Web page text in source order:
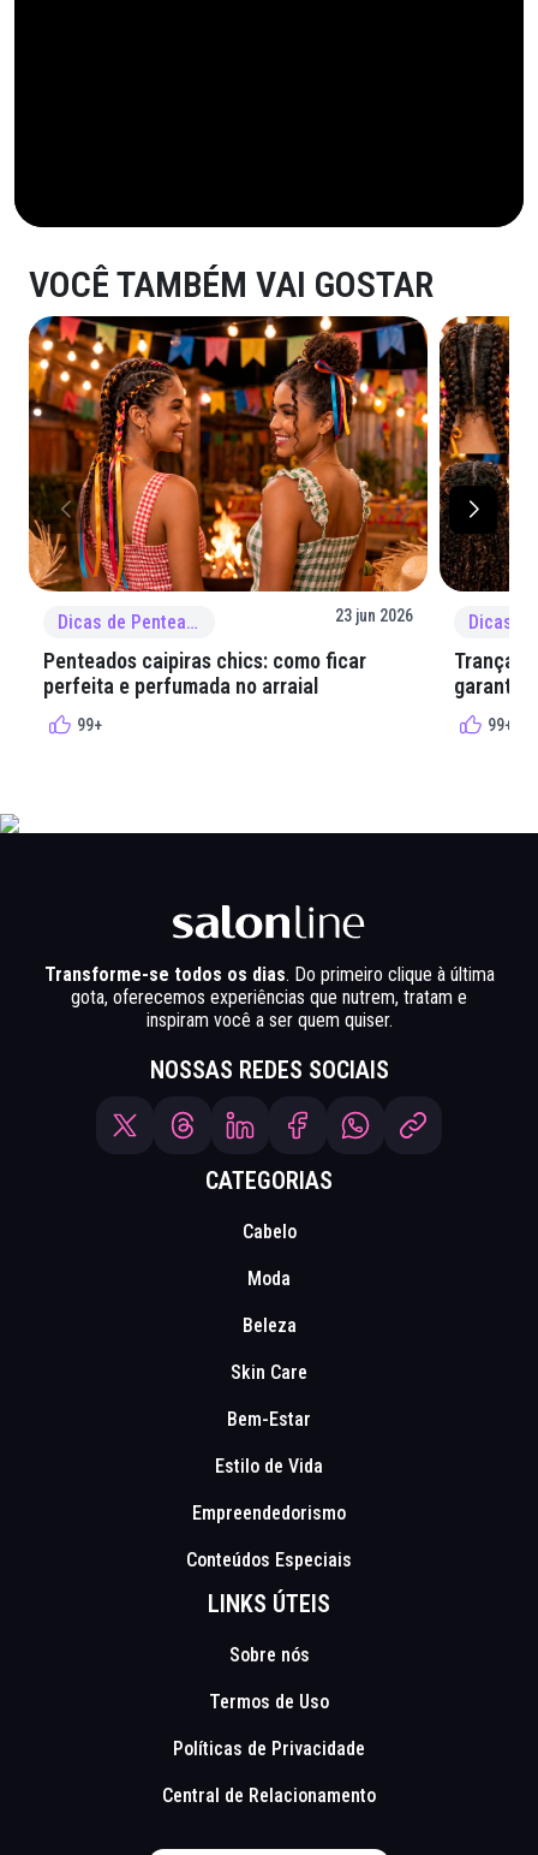
VOCÊ TAMBÉM VAI GOSTAR
Dicas de Penteado 23 jun 2026
Penteados caipiras chics: como ficar
perfeita e perfumada no arraial
99+
Tranças
garantir
99+
Transforme-se todos os dias. Do primeiro clique à última
gota, oferecemos experiências que nutrem, tratam e
inspiram você a ser quem quiser.
NOSSAS REDES SOCIAIS
CATEGORIAS
Cabelo
Moda
Beleza
Skin Care
Bem-Estar
Estilo de Vida
Empreendedorismo
Conteúdos Especiais
LINKS ÚTEIS
Sobre nós
Termos de Uso
Políticas de Privacidade
Central de Relacionamento